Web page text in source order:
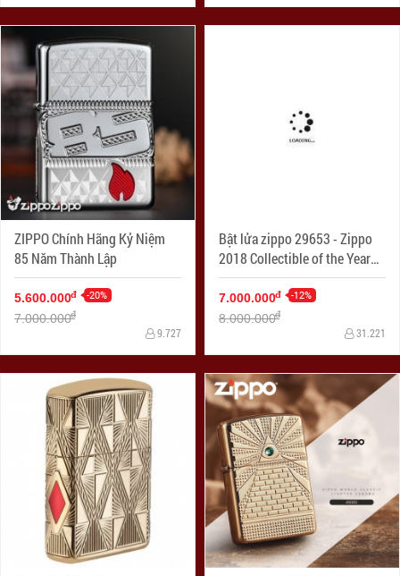
ZIPPO Chính Hãng Kỷ Niệm
85 Năm Thành Lập
5.600.000đ -20%
7.000.000đ
9.727
Bật lửa zippo 29653 - Zippo
2018 Collectible of the Year
Gold Plated Armor – COTY
2018 - Mạ Vàng Phiên bản
2018
7.000.000đ -12%
8.000.000đ
31.221